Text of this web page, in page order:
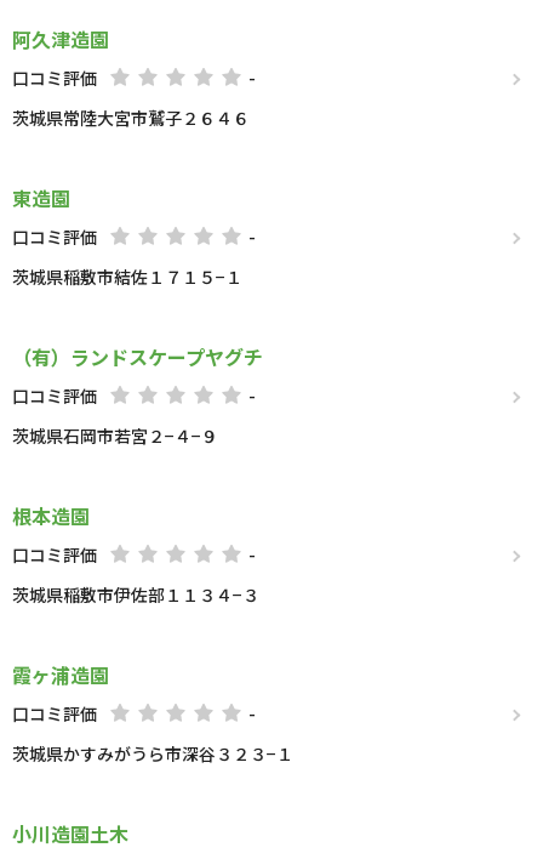
阿久津造園
口コミ評価
-
茨城県常陸大宮市鷲子２６４６
東造園
口コミ評価
-
茨城県稲敷市結佐１７１５−１
（有）ランドスケープヤグチ
口コミ評価
-
茨城県石岡市若宮２−４−９
根本造園
口コミ評価
-
茨城県稲敷市伊佐部１１３４−３
霞ヶ浦造園
口コミ評価
-
茨城県かすみがうら市深谷３２３−１
小川造園土木